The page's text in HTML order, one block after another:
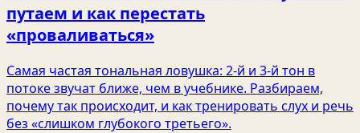
путаем и как перестать
«проваливаться»
Самая частая тональная ловушка: 2‑й и 3‑й тон в
потоке звучат ближе, чем в учебнике. Разбираем,
почему так происходит, и как тренировать слух и речь
без «слишком глубокого третьего».